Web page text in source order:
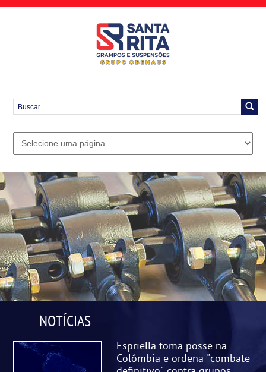
NOTÍCIAS
Espriella toma posse na
Colômbia e ordena "combate